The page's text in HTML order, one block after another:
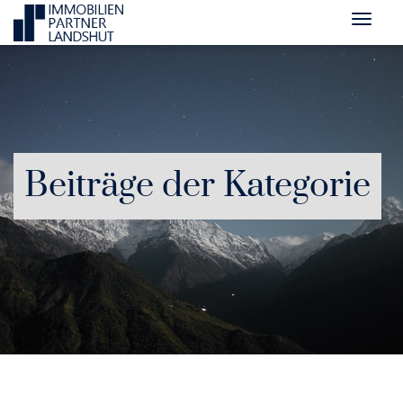
Beiträge der Kategorie